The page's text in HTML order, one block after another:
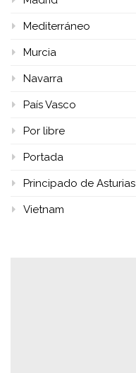
Mediterráneo
Murcia
Navarra
País Vasco
Por libre
Portada
Principado de Asturias
Vietnam